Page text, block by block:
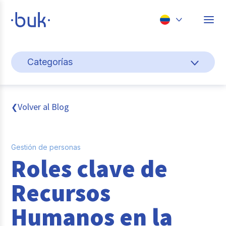
Perú
Categorías
Cultura y bienestar laboral
Gestión de personas
Pago de nómina
Buk
Transformación digital
Tendencias y Data
❮Volver al Blog
Gestión de personas
Roles clave de
Recursos
Humanos en la